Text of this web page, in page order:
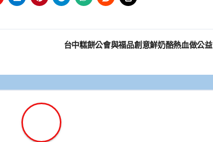
台中糕餅公會與福品創意鮮奶酪熱血做公益